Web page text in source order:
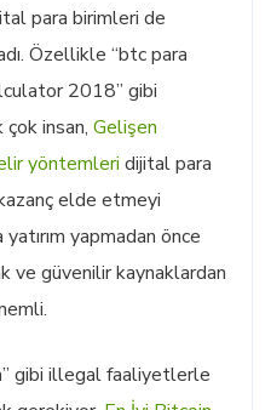
para birimleri de
Özellikle “btc para
2018” gibi
insan, Gelişen
yöntemleri dijital para
elde etmeyi
yapmadan önce
ve güvenilir kaynaklardan
gibi illegal faaliyetlerle